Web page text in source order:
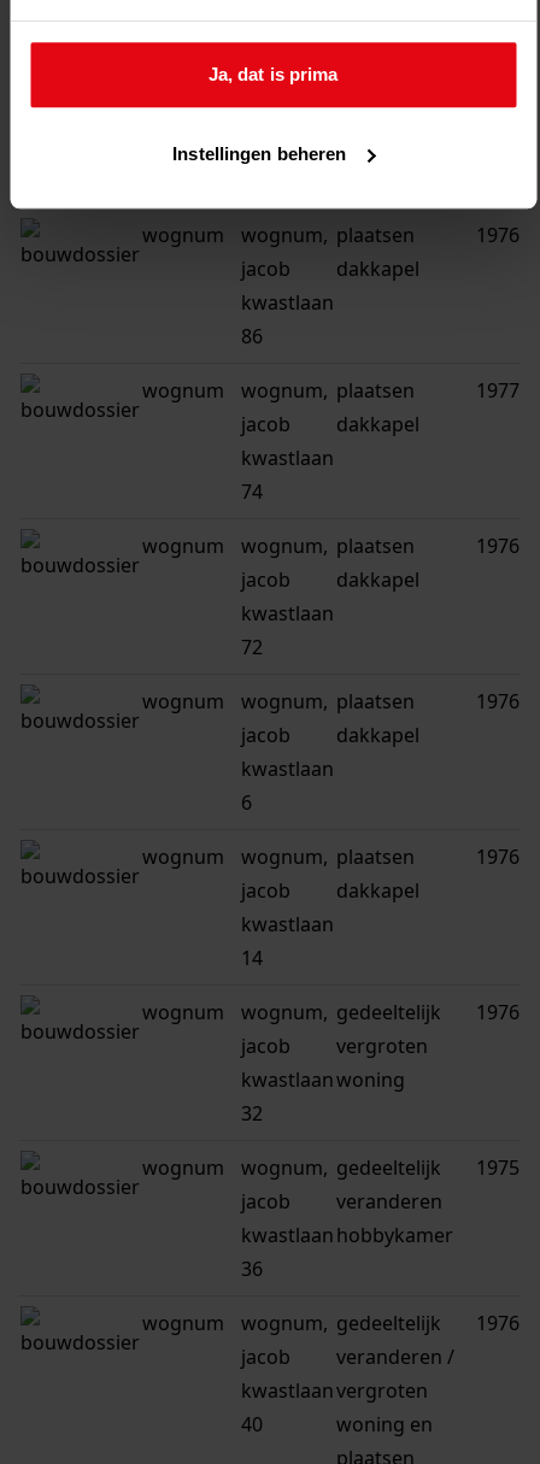
Ja, dat is prima
Instellingen beheren
31
wognum
wognum,
jacob
kwastlaan
vergroten
bijkeuken /
berging
wognum
wognum,
jacob
kwastlaan
86
plaatsen
dakkapel
1976
wognum
wognum,
jacob
kwastlaan
74
plaatsen
dakkapel
1977
wognum
wognum,
jacob
kwastlaan
72
plaatsen
dakkapel
1976
wognum
wognum,
jacob
kwastlaan
6
plaatsen
dakkapel
1976
wognum
wognum,
jacob
kwastlaan
14
plaatsen
dakkapel
1976
wognum
wognum,
jacob
kwastlaan
32
gedeeltelijk
vergroten
woning
1976
wognum
wognum,
jacob
kwastlaan
36
gedeeltelijk
veranderen
hobbykamer
1975
wognum
wognum,
jacob
kwastlaan
40
gedeeltelijk
veranderen /
vergroten
woning en
plaatsen
1976